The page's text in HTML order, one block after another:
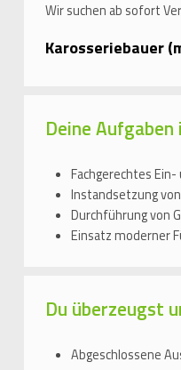
Wir suchen ab sofort
Karosseriebauer
Deine Aufgaben
Fachgerechtes
Instandsetzung
Durchführung von
Einsatz moderner
Du überzeugst
Abgeschlossene